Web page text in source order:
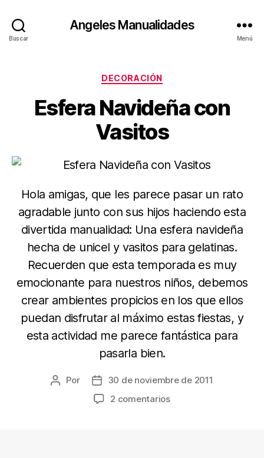
Buscar
Angeles Manualidades
Menú
Categorías
DECORACIÓN
Esfera Navideña con
Vasitos
Hola amigas, que les parece pasar un rato
agradable junto con sus hijos haciendo esta
divertida manualidad: Una esfera navideña
hecha de unicel y vasitos para gelatinas.
Recuerden que esta temporada es muy
emocionante para nuestros niños, debemos
crear ambientes propicios en los que ellos
puedan disfrutar al máximo estas fiestas, y
esta actividad me parece fantástica para
pasarla bien.
Autor
Por
Fecha
de
la
30 de noviembre de 2011
2 comentariosen